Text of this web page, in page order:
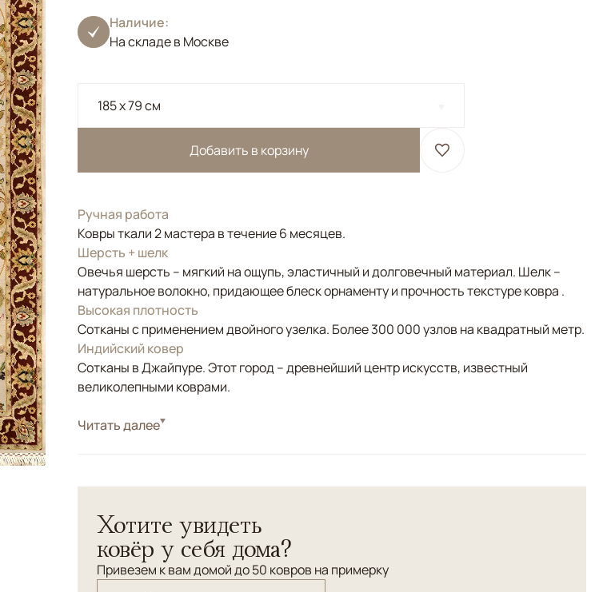
Наличие:
На складе в Москве
185 x 79 см
Добавить в корзину
Ручная работа
Ковры ткали 2 мастера в течение 6 месяцев.
Шерсть + шелк
Овечья шерсть – мягкий на ощупь, эластичный и долговечный материал. Шелк –
натуральное волокно, придающее блеск орнаменту и прочность текстуре ковра .
Высокая плотность
Сотканы с применением двойного узелка. Более 300 000 узлов на квадратный метр.
Индийский ковер
Сотканы в Джайпуре. Этот город – древнейший центр искусств, известный
великолепными коврами.
СтильКлассические
гамме. Сотканы из натурального шелка и шерсти. Редкий размерный ряд.
Читать далее
Хотите увидеть
ковёр у себя дома?
Привезем к вам домой до 50 ковров на примерку